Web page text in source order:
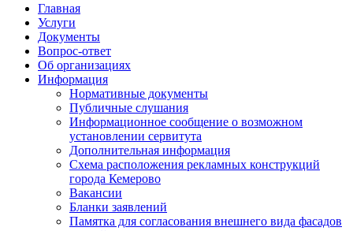
Главная
Услуги
Документы
Вопрос-ответ
Об организациях
Информация
Нормативные документы
Публичные слушания
Информационное сообщение о возможном
установлении сервитута
Дополнительная информация
Схема расположения рекламных конструкций
города Кемерово
Вакансии
Бланки заявлений
Памятка для согласования внешнего вида фасадов